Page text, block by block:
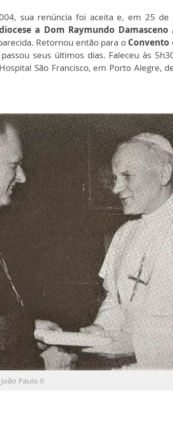
sua renúncia foi aceita e, em 25
a Dom Raymundo Damasceno
Retornou então para o Convento
seus últimos dias. Faleceu às
São Francisco, em Porto Alegre,
Paulo II